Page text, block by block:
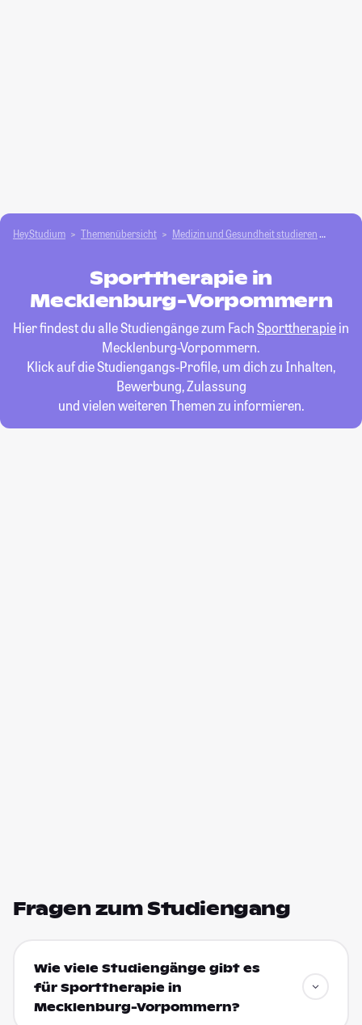
HeyStudium Themenübersicht Medizin und Gesundheit studieren
Sporttherapie in
Mecklenburg-Vorpommern
Hier findest du alle Studiengänge zum FachSporttherapiein
Mecklenburg-Vorpommern.
Klick auf die Studiengangs-Profile, um dich zu Inhalten,
Bewerbung, Zulassung
und vielen weiteren Themen zu informieren.
Fragen zum Studiengang
Wie viele Studiengänge gibt es
für Sporttherapie in
Mecklenburg-Vorpommern?